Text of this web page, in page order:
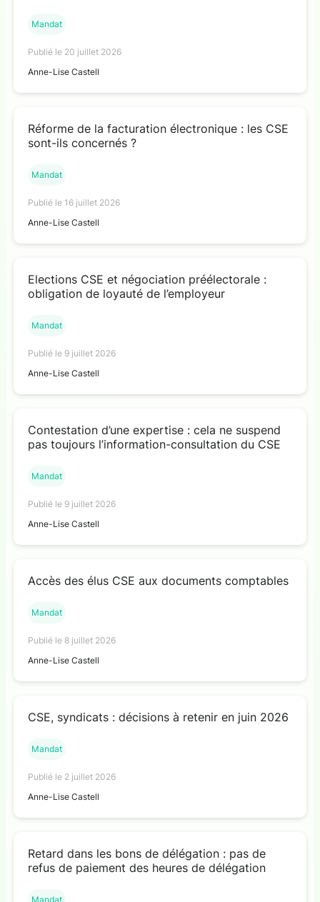
Mandat
Publié le 20 juillet 2026
Anne-Lise Castell
Réforme de la facturation électronique : les CSE
sont-ils concernés ?
Mandat
Publié le 16 juillet 2026
Anne-Lise Castell
Elections CSE et négociation préélectorale :
obligation de loyauté de l’employeur
Mandat
Publié le 9 juillet 2026
Anne-Lise Castell
Contestation d’une expertise : cela ne suspend
pas toujours l’information-consultation du CSE
Mandat
Publié le 9 juillet 2026
Anne-Lise Castell
Accès des élus CSE aux documents comptables
Mandat
Publié le 8 juillet 2026
Anne-Lise Castell
CSE, syndicats : décisions à retenir en juin 2026
Mandat
Publié le 2 juillet 2026
Anne-Lise Castell
Retard dans les bons de délégation : pas de
refus de paiement des heures de délégation
Mandat